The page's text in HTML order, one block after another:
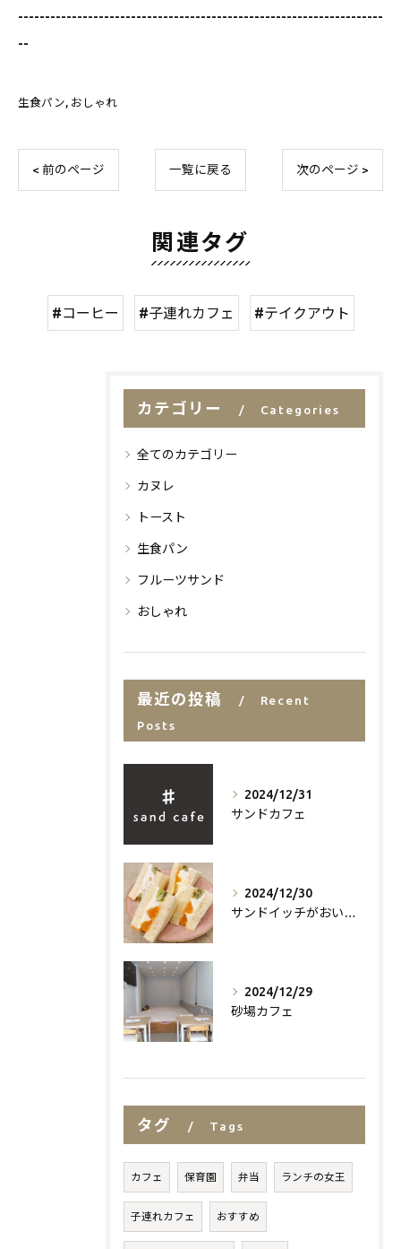
--------------------------------------------------------------------
--
生食パン おしゃれ
< 前のページ 一覧に戻る 次のページ >
関連タグ
#コーヒー #子連れカフェ #テイクアウト
カテゴリー Categories
全てのカテゴリー
カヌレ
トースト
生食パン
フルーツサンド
おしゃれ
最近の投稿
Recent
Posts
2024/12/31
サンドカフェ
2024/12/30
サンドイッチがおいしいお店
2024/12/29
砂場カフェ
タグ Tags
カフェ 保育園 弁当 ランチの女王
子連れカフェ おすすめ